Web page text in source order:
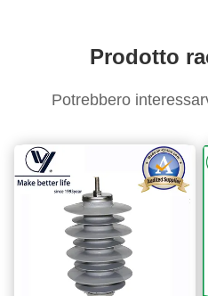
Prodotto
Potrebbero